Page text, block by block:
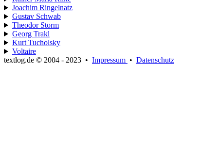
Joachim Ringelnatz
Gustav Schwab
Theodor Storm
Georg Trakl
Kurt Tucholsky
Voltaire
textlog.de © 2004 - 2023 • Impressum • Datenschutz